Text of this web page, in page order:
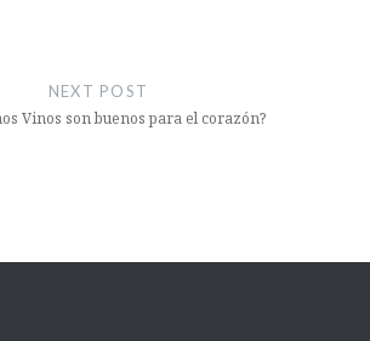
NEXT POST
Vinos son buenos para el corazón?